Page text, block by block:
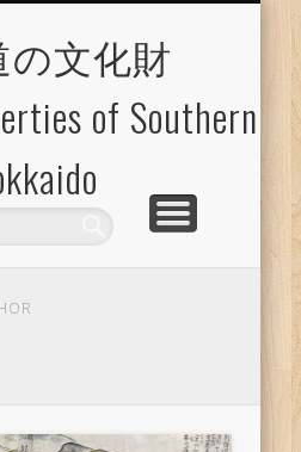
の文化財
of Southern